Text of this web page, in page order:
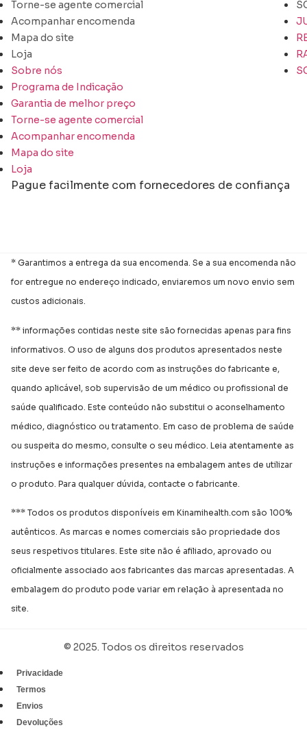
Torne-se agente comercial
Acompanhar encomenda
Mapa do site
Loja
Sobre nós
Programa de Indicação
Garantia de melhor preço
Torne-se agente comercial
Acompanhar encomenda
Mapa do site
Loja
Pague facilmente com fornecedores de confiança
* Garantimos a entrega da sua encomenda. Se a sua encomenda não
for entregue no endereço indicado, enviaremos um novo envio sem
custos adicionais.
** informações contidas neste site são fornecidas apenas para fins
informativos. O uso de alguns dos produtos apresentados neste
site deve ser feito de acordo com as instruções do fabricante e,
quando aplicável, sob supervisão de um médico ou profissional de
saúde qualificado. Este conteúdo não substitui o aconselhamento
médico, diagnóstico ou tratamento. Em caso de problema de saúde
ou suspeita do mesmo, consulte o seu médico. Leia atentamente as
instruções e informações presentes na embalagem antes de utilizar
o produto. Para qualquer dúvida, contacte o fabricante.
*** Todos os produtos disponíveis em Kinamihealth.com são 100%
autênticos. As marcas e nomes comerciais são propriedade dos
seus respetivos titulares. Este site não é afiliado, aprovado ou
oficialmente associado aos fabricantes das marcas apresentadas. A
embalagem do produto pode variar em relação à apresentada no
site.
© 2025. Todos os direitos reservados
Privacidade
Termos
Envios
Devoluções